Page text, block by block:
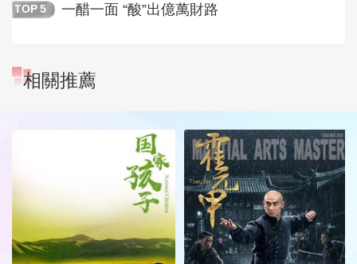
TOP 5 一醋一面 “酸”出億萬財路
相關推薦